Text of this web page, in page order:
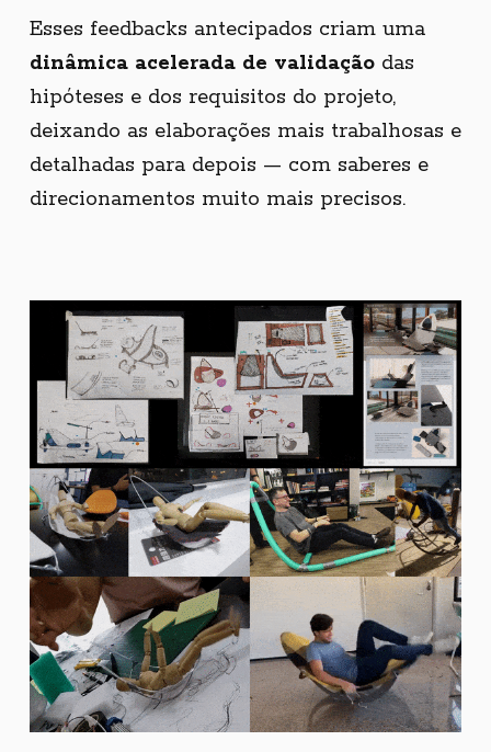
Esses feedbacks antecipados criam uma
dinâmica acelerada de validaçãodas
hipóteses e dos requisitos do projeto,
deixando as elaborações mais trabalhosas e
detalhadas para depois — com saberes e
direcionamentos muito mais precisos.
All rights reserved.